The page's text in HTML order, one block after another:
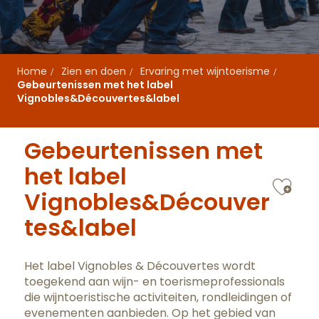
Home Zien en doen
Ervaring met wijntoerisme
Gebeurtenissen met het label
Vignobles&Découvertes&label
Gebeurtenissen met
het label
Vignobles&Découver
tes&label
Het label Vignobles & Découvertes wordt
toegekend aan wijn- en toerismeprofessionals
die wijntoeristische activiteiten, rondleidingen of
evenementen aanbieden. Op het gebied van